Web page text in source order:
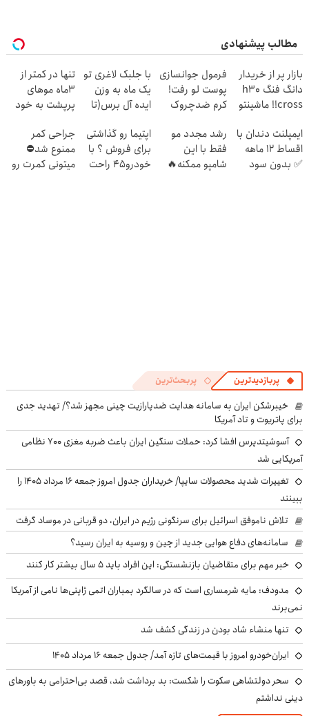
مطالب پیشنهادی
بازار پر از خریدار
دانگ فنگ h30
cross!! ماشینتو
فرمول جوانسازی
پوست لو رفت!
کرم ضدچروک
با جلبک لاغری تو
یک ماه به وزن
ایده آل برس(تا
ویژه)
تنها در کمتر از
3ماه موهای
پرپشت به خود
شامپوجلبک40%تخفیف
ایمپلنت دندان با
اقساط 12 ماهه
✅ بدون سود
رشد مجدد مو
فقط با این
شامپو ممکنه🔥
اپتیما رو گذاشتی
برای فروش ؟ با
خودرو45 راحت
جراحی کمر
ممنوع شد⛔
میتونی کمرت رو
پربازدیدترین پربحث‌ترین
خیبرشکن ایران به سامانه هدایت ضدپارازیت چینی مجهز شد؟/ تهدید جدی
برای پاتریوت و تاد آمریکا
آسوشیتدپرس افشا کرد: حملات سنگین ایران باعث ضربه مغزی ۷۰۰ نظامی
آمریکایی شد
تغییرات شدید محصولات سایپا/ خریداران جدول امروز جمعه ۱۶ مرداد ۱۴۰۵ را
ببینند
تلاش ناموفق اسرائیل برای سرنگونی رژیم در ایران، دو قربانی در موساد گرفت
سامانه‌های دفاع هوایی جدید از چین و روسیه به ایران رسید؟
خبر مهم برای متقاضیان بازنشستگی: این افراد باید ۵ سال بیشتر کار کنند
مدودف: مایه شرمساری است که در سالگرد بمباران اتمی ژاپنی‌ها نامی از آمریکا
نمی‌برند
تنها منشاء شاد بودن در زندگی کشف شد
ایران‌خودرو امروز با قیمت‌های تازه آمد/ جدول جمعه ۱۶ مرداد ۱۴۰۵
سحر دولتشاهی سکوت را شکست: بد برداشت شد، قصد بی‌احترامی به باورهای
دینی نداشتم